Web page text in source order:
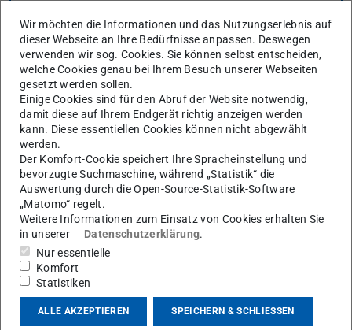
Printed Electronics
Inhalte:
Drucken elektronischer Systeme
Funktionale druckbare Materialien: Organische und
anorganische Halbleiter
Digitale und konventionelle Druckverfahren
Bauelemente: OTFT, Batterien
Schaltungen und Architekturen für druckbare Elektronik
Anwendungen (Antennen, RFID, OFET, Fotovoltaik,
Batterien, Lab on a Chip)
Wir möchten die Informationen und das Nutzungserlebnis auf
dieser Webseite an Ihre Bedürfnisse anpassen. Deswegen
verwenden wir sog. Cookies. Sie können selbst entscheiden,
welche Cookies genau bei Ihrem Besuch unserer Webseiten
gesetzt werden sollen.
Einige Cookies sind für den Abruf der Website notwendig,
damit diese auf Ihrem Endgerät richtig anzeigen werden
kann. Diese essentiellen Cookies können nicht abgewählt
werden.
Der Komfort-Cookie speichert Ihre Spracheinstellung und
bevorzugte Suchmaschine, während „Statistik“ die
Auswertung durch die Open-Source-Statistik-Software
„Matomo“ regelt.
Weitere Informationen zum Einsatz von Cookies erhalten Sie
in unserer
Datenschutzerklärung.
Nur essentielle
Komfort
Statistiken
ALLE AKZEPTIEREN SPEICHERN & SCHLIESSEN